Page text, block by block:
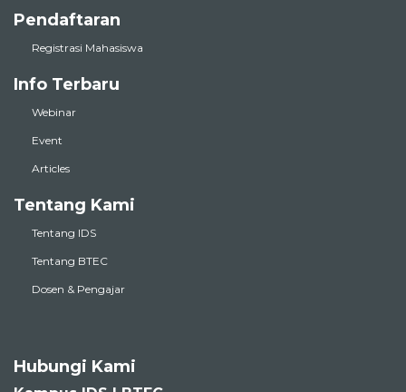
Pendaftaran
Registrasi Mahasiswa
Info Terbaru
Webinar
Event
Articles
Tentang Kami
Tentang IDS
Tentang BTEC
Dosen & Pengajar
Hubungi Kami